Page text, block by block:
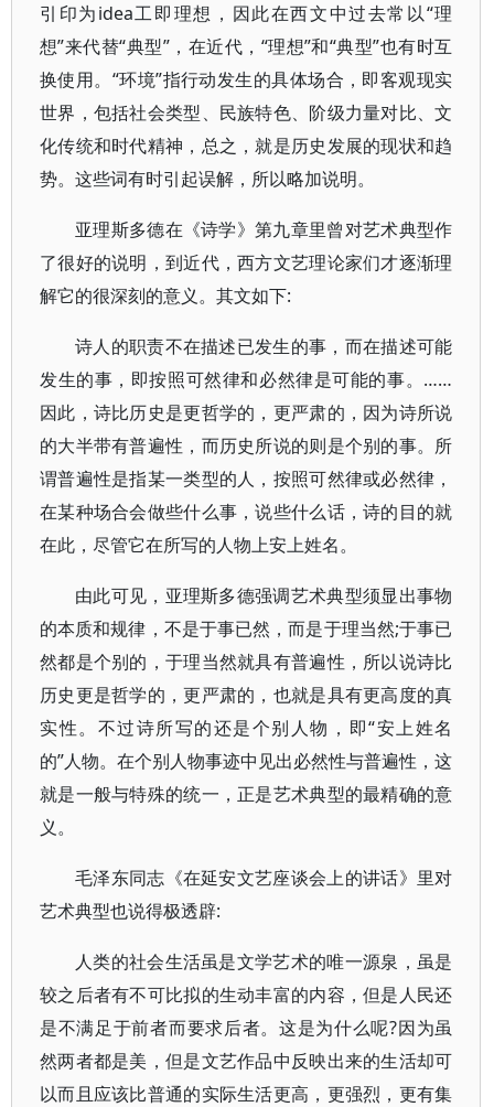
引印为idea工即理想，因此在西文中过去常以“理
想”来代替“典型”，在近代，“理想”和“典型”也有时互
换使用。“环境”指行动发生的具体场合，即客观现实
世界，包括社会类型、民族特色、阶级力量对比、文
化传统和时代精神，总之，就是历史发展的现状和趋
势。这些词有时引起误解，所以略加说明。
亚理斯多德在《诗学》第九章里曾对艺术典型作
了很好的说明，到近代，西方文艺理论家们才逐渐理
解它的很深刻的意义。其文如下:
诗人的职责不在描述已发生的事，而在描述可能
发生的事，即按照可然律和必然律是可能的事。……
因此，诗比历史是更哲学的，更严肃的，因为诗所说
的大半带有普遍性，而历史所说的则是个别的事。所
谓普遍性是指某一类型的人，按照可然律或必然律，
在某种场合会做些什么事，说些什么话，诗的目的就
在此，尽管它在所写的人物上安上姓名。
由此可见，亚理斯多德强调艺术典型须显出事物
的本质和规律，不是于事已然，而是于理当然;于事已
然都是个别的，于理当然就具有普遍性，所以说诗比
历史更是哲学的，更严肃的，也就是具有更高度的真
实性。不过诗所写的还是个别人物，即“安上姓名
的”人物。在个别人物事迹中见出必然性与普遍性，这
就是一般与特殊的统一，正是艺术典型的最精确的意
义。
毛泽东同志《在延安文艺座谈会上的讲话》里对
艺术典型也说得极透辟:
人类的社会生活虽是文学艺术的唯一源泉，虽是
较之后者有不可比拟的生动丰富的内容，但是人民还
是不满足于前者而要求后者。这是为什么呢?因为虽
然两者都是美，但是文艺作品中反映出来的生活却可
以而且应该比普通的实际生活更高，更强烈，更有集